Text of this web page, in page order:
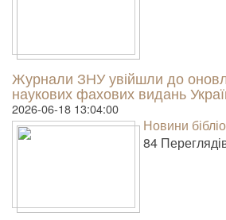
Журнали ЗНУ увійшли до
наукових фахових видань
2026-06-18 13:04:00
Новини
84